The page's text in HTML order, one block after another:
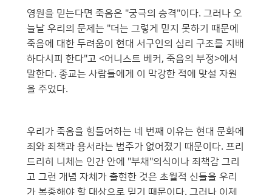
영원을 믿는다면 죽음은 "궁극의 승격"이다. 그러나 오
늘날 우리의 문제는 "더는 그렇게 믿지 못하기 때문에
죽음에 대한 두려움이 현대 서구인의 심리 구조를 지배
하다시피 한다"고 <어니스트 베커, 죽음의 부정>에서
말한다. 종교는 사람들에게 이 막강한 적에 맞설 자원
을 주었다.
우리가 죽음을 힘들어하는 네 번째 이유는 현대 문화에
죄와 죄책과 용서라는 범주가 없어졌기 때문이다. 프리
드리히 니체는 인간 안에 "부채"의식이나 죄책감 그리
고 그런 개념 자체가 출현한 것은 초월적 신들을 우리
가 복종해야 할 대상으로 믿기 때문이다. 그러나 이제